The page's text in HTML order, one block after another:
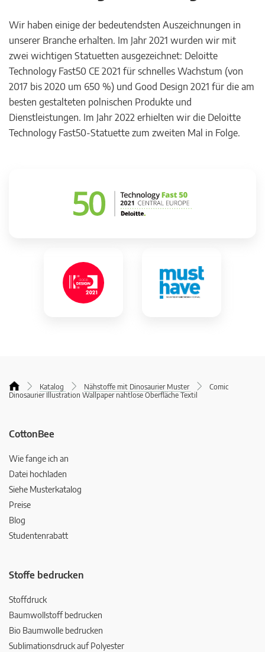
Wir haben einige der bedeutendsten Auszeichnungen in
unserer Branche erhalten. Im Jahr 2021 wurden wir mit
zwei wichtigen Statuetten ausgezeichnet: Deloitte
Technology Fast50 CE 2021 für schnelles Wachstum (von
2017 bis 2020 um 650 %) und Good Design 2021 für die am
besten gestalteten polnischen Produkte und
Dienstleistungen. Im Jahr 2022 erhielten wir die Deloitte
Technology Fast50-Statuette zum zweiten Mal in Folge.
Katalog Nähstoffe mit Dinosaurier Muster
Comic
Dinosaurier Illustration Wallpaper nahtlose Oberfläche Textil
CottonBee
Wie fange ich an
Datei hochladen
Siehe Musterkatalog
Preise
Blog
Studentenrabatt
Stoffe bedrucken
Stoffdruck
Baumwollstoff bedrucken
Bio Baumwolle bedrucken
Sublimationsdruck auf Polyester